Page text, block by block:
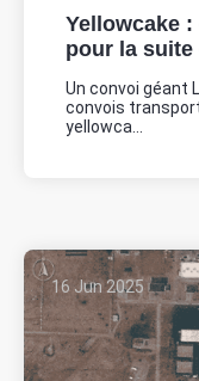
Yellowcake
pour la suite
Un convoi géant
convois
yellowca...
16 Jun 2025